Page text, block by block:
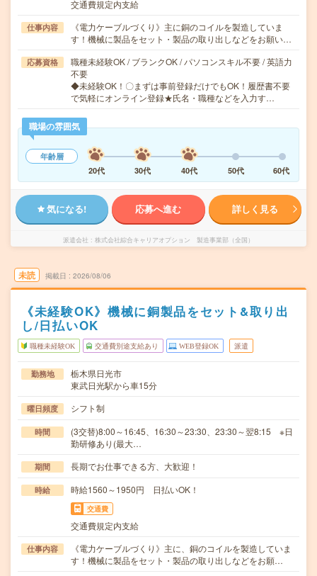
交通費規定内支給
仕事内容
《電力ケーブルづくり》主に銅のコイルを製造していま
す！機械に製品をセット・製品の取り出しなどをお願い…
応募資格
職種未経験OK / ブランクOK / パソコンスキル不要 / 英語力
不要
◆未経験OK！〇まずは事前登録だけでもOK！履歴書不要
で気軽にオンライン登録★氏名・職種などを入力す…
職場の雰囲気
年齢層
20代
30代 40代 50代 60代
気になる! 応募へ進む 詳しく見る
派遣会社 株式会社綜合キャリアオプション 製造事業部（全国）
未読 掲載日 2026/08/06
《未経験OK》機械に銅製品をセット&取り出
し/日払いOK
職種未経験OK 交通費別途支給あり WEB登録OK 派遣
勤務地
栃木県日光市
東武日光駅から車15分
曜日頻度 シフト制
時間
(3交替)8:00～16:45、16:30～23:30、23:30～翌8:15 ※日
勤研修あり(最大…
期間 長期でお仕事できる方、大歓迎！
時給 時給1560～1950円 日払いOK！
交通費
交通費規定内支給
仕事内容
《電力ケーブルづくり》主に、銅のコイルを製造していま
す！機械に製品をセット・製品の取り出しなどをお願…